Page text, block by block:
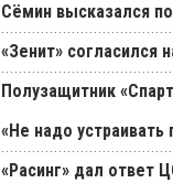
Cёмин высказался
«Зенит» согласился
Полузащитник
«Не надо
«Расинг» дал ответ